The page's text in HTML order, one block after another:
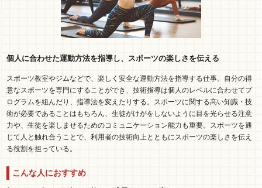
個人に合わせた運動方法を指導し、スポーツの楽しさを伝える
スポーツ教室やジムなどで、楽しく安全な運動方法を指導する仕事。自分の得
意なスポーツを専門にすることができ、技術指導は個人のレベルに合わせてプ
ログラムを組んだり、指導法を変えたりする。スポーツに関する高い知識・技
術が必要であることはもちろん、生徒がけがをしないように目を光らせる注意
力や、生徒を楽しませるためのコミュニケーション能力も重要。スポーツを通
じて人と触れ合うことで、利用者の技術向上とともにスポーツの楽しさを伝え
る役割を担っている。
こんな人におすすめ